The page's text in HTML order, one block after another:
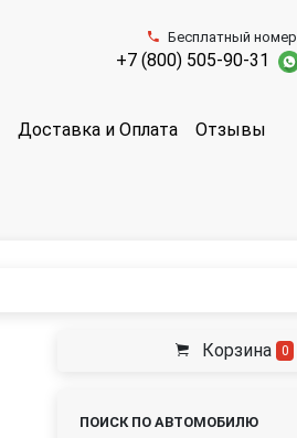
Бесплатный номер
+7 (800) 505-90-31
Доставка и Оплата Отзывы
Корзина 0
ПОИСК ПО АВТОМОБИЛЮ